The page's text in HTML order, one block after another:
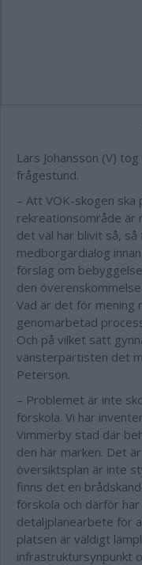
Lars Johansson (V)
frågestund.
– Att VOK-skogen
rekreationsområde är
det väl har blivit så,
medborgardialog
förslag om
den
Vad är det för
genomarbetad
Och på vilket sätt
vänsterpartisten det
Peterson.
– Problemet är inte
förskola. Vi har
Vimmerby stad där
den här marken. Det
översiktsplan är inte
finns det en
förskola och därför
detaljplanearbete för
platsen är väldigt
infrastruktursynpunkt